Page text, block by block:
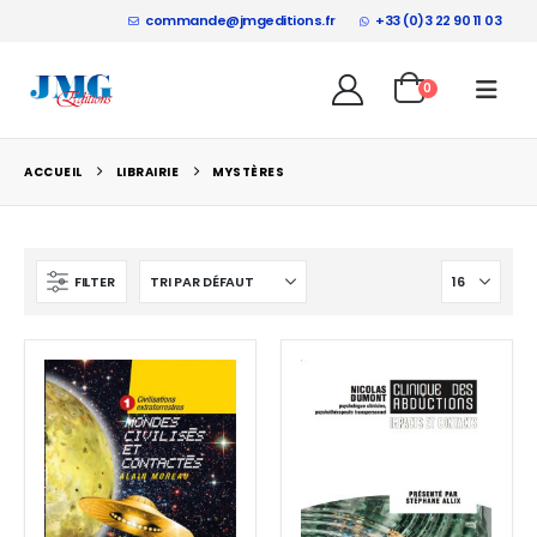
commande@jmgeditions.fr +33 (0)3 22 90 11 03
0
ACCUEIL LIBRAIRIE MYSTÈRES
FILTER